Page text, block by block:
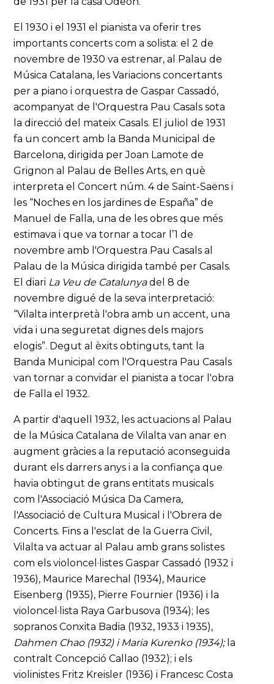
El 1930 i el 1931 el pianista va oferir tres
importants concerts com a solista: el 2 de
novembre de 1930 va estrenar, al Palau de
Música Catalana, les Variacions concertants
per a piano i orquestra de Gaspar Cassadó,
acompanyat de l'Orquestra Pau Casals sota
la direcció del mateix Casals. El juliol de 1931
fa un concert amb la Banda Municipal de
Barcelona, dirigida per Joan Lamote de
Grignon al Palau de Belles Arts, en què
interpreta el Concert núm. 4 de Saint-Saëns i
les “Noches en los jardines de España” de
Manuel de Falla, una de les obres que més
estimava i que va tornar a tocar l’1 de
novembre amb l'Orquestra Pau Casals al
Palau de la Música dirigida també per Casals.
El diari La Veu de Catalunyadel 8 de
novembre digué de la seva interpretació:
“Vilalta interpretà l'obra amb un accent, una
vida i una seguretat dignes dels majors
elogis”. Degut al èxits obtinguts, tant la
Banda Municipal com l'Orquestra Pau Casals
van tornar a convidar el pianista a tocar l'obra
de Falla el 1932.
A partir d'aquell 1932, les actuacions al Palau
de la Música Catalana de Vilalta van anar en
augment gràcies a la reputació aconseguida
durant els darrers anys i a la confiança que
havia obtingut de grans entitats musicals
com l'Associació Música Da Camera,
l'Associació de Cultura Musical i l'Obrera de
Concerts. Fins a l'esclat de la Guerra Civil,
Vilalta va actuar al Palau amb grans solistes
com els violoncel·listes Gaspar Cassadó (1932 i
1936), Maurice Marechal (1934), Maurice
Eisenberg (1935), Pierre Fournier (1936) i la
violoncel·lista Raya Garbusova (1934); les
sopranos Conxita Badia (1932, 1933 i 1935),
Dahmen Chao (1932) i Maria Kurenko (1934); la
contralt Concepció Callao (1932); i els
violinistes Fritz Kreisler (1936) i Francesc Costa